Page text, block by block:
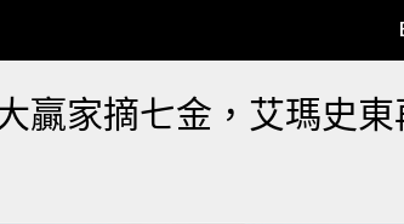
贏家摘七金，艾瑪史東